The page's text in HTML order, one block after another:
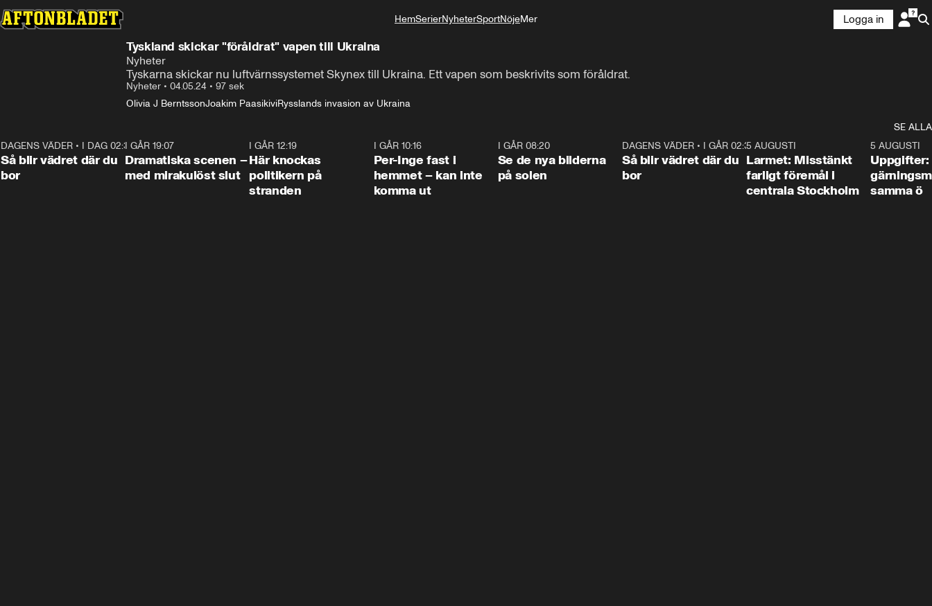
-av luftvärnssystemet Skynex till Ukraina.
HemSerierNyheterSportNöjeMer
Logga in
Tyskland skickar "föråldrat" vapen till Ukraina
Nyheter
Tyskarna skickar nu luftvärnssystemet Skynex till Ukraina. Ett vapen som beskrivits som föråldrat.
Nyheter • 04.05.24 • 97 sek
Olivia J BerntssonJoakim PaasikiviRysslands invasion av Ukraina
SE ALLA
1:06
DAGENS VÄDER • I DAG 02:30
Så blir vädret där du
bor
I GÅR 19:07
Dramatiska scenen –
med mirakulöst slut
I GÅR 12:19
Här knockas
politikern på
stranden
I GÅR 10:16
Per-Inge fast i
hemmet – kan inte
komma ut
I GÅR 08:20
Se de nya bilderna
på solen
1:06
DAGENS VÄDER• I GÅR 02:30
Så blir vädret där du
bor
0:35
5 AUGUSTI
Larmet: Misstänkt
farligt föremål i
centrala Stockholm
5 AUGUSTI
Uppgifter:
samma ö